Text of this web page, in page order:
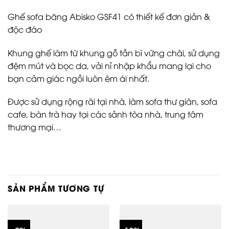
Ghế sofa băng Abisko GSF41 có thiết kế đơn giản &
độc đáo
Khung ghế làm từ khung gỗ tần bì vững chãi, sử dụng
đệm mút và bọc da, vải nỉ nhập khẩu mang lại cho
bạn cảm giác ngồi luôn êm ái nhất.
Được sử dụng rộng rãi tại nhà, làm sofa thư giãn, sofa
cafe, bàn trà hay tại các sảnh tòa nhà, trung tâm
thương mại…
SẢN PHẨM TƯƠNG TỰ